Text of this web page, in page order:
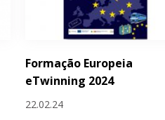
Formação Europeia
eTwinning 2024
22.02.24